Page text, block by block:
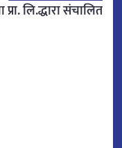
लि.द्धारा संचालित